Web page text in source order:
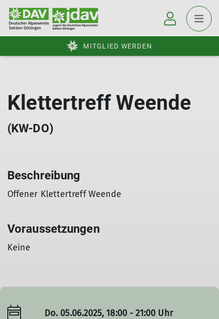
MITGLIED WERDEN
Klettertreff Weende
(KW-DO)
Beschreibung
Offener Klettertreff Weende
Voraussetzungen
Keine
Do. 05.06.2025, 18:00 - 21:00 Uhr